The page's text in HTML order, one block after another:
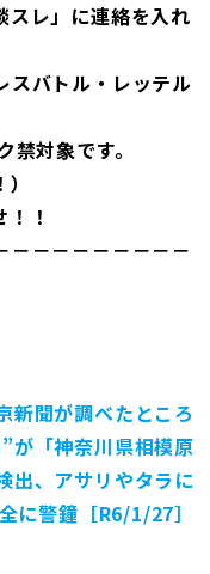
スレ」に連絡を入れ
スバトル・レッテル
対象です。
！
－－－－－－－－－
新聞が調べたところ
が「神奈川県相模原
出、アサリやタラに
に警鐘［R6/1/27］